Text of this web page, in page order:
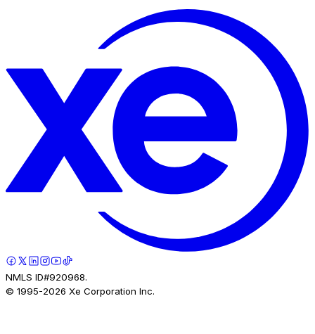
NMLS ID#920968.
© 1995-2026 Xe Corporation Inc.